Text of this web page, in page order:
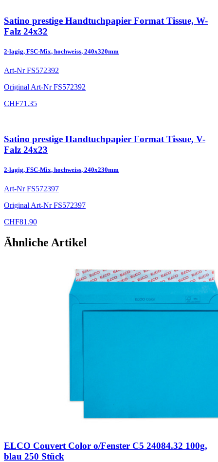
Satino prestige Handtuchpapier Format Tissue, W-
Falz 24x32
2-lagig, FSC-Mix, hochweiss, 240x320mm
Art-NrFS572392
Original Art-NrFS572392
CHF71.35
Satino prestige Handtuchpapier Format Tissue, V-
Falz 24x23
2-lagig, FSC-Mix, hochweiss, 240x230mm
Art-NrFS572397
Original Art-NrFS572397
CHF81.90
Ähnliche Artikel
ELCO Couvert Color o/Fenster C5 24084.32 100g,
blau 250 Stück